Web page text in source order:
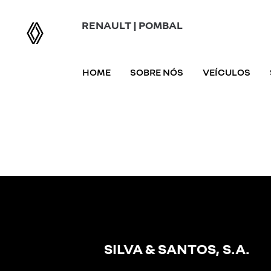
RENAULT | POMBAL
HOME SOBRE NÓS VEÍCULOS
SILVA & SANTOS, S.A.